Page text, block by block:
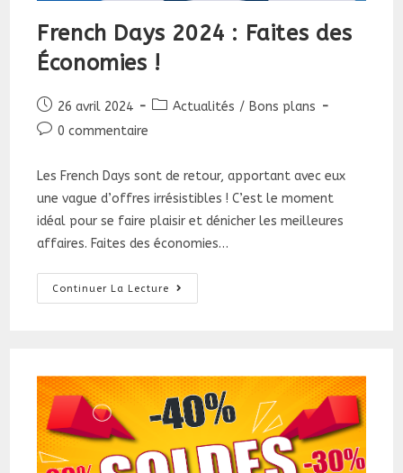
French Days 2024 : Faites des
Économies !
Publication
publiée :
26 avril 2024
PostActualités / Bons plans
Commentaires
la
0 commentaire
Les French Days sont de retour, apportant avec eux
une vague d’offres irrésistibles ! C’est le moment
idéal pour se faire plaisir et dénicher les meilleures
affaires. Faites des économies…
Continuer La Lecture
French
Days
!